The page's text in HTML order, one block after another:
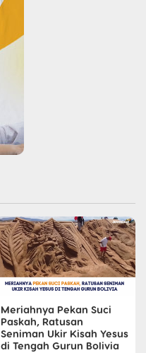
Meriahnya Pekan Suci
Paskah, Ratusan
Seniman Ukir Kisah Yesus
di Tengah Gurun Bolivia